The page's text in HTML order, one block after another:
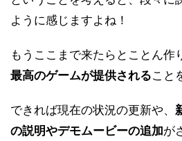
ように感じますよね！
もうここまで来たらとことん作
最高のゲームが提供されること
できれば現在の状況の更新や、
の説明やデモムービーの追加が